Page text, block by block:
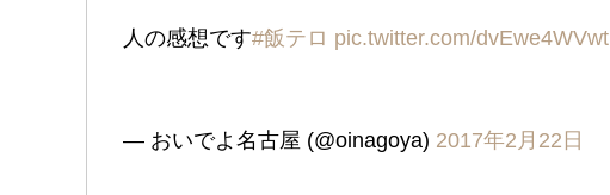
人の感想です#飯テロ pic.twitter.com/dvEwe4WVwt
— おいでよ名古屋 (@oinagoya) 2017年2月22日